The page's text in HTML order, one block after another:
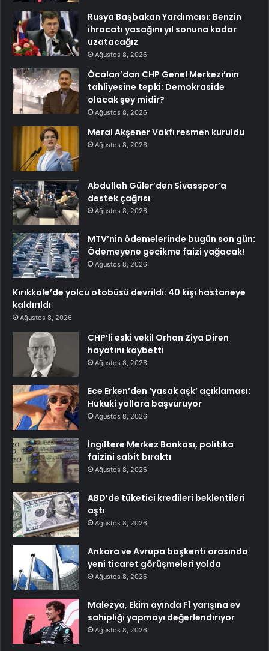
Rusya Başbakan Yardımcısı: Benzin
ihracatı yasağını yıl sonuna kadar
uzatacağız
Ağustos 8, 2026
Öcalan’dan CHP Genel Merkezi’nin
tahliyesine tepki: Demokraside
olacak şey midir?
Ağustos 8, 2026
Meral Akşener Vakfı resmen kuruldu
Ağustos 8, 2026
Abdullah Güler’den Sivasspor’a
destek çağrısı
Ağustos 8, 2026
MTV’nin ödemelerinde bugün son gün:
Ödemeyene gecikme faizi yağacak!
Ağustos 8, 2026
Kırıkkale’de yolcu otobüsü devrildi: 40 kişi hastaneye
kaldırıldı
Ağustos 8, 2026
CHP’li eski vekil Orhan Ziya Diren
hayatını kaybetti
Ağustos 8, 2026
Ece Erken’den ‘yasak aşk’ açıklaması:
Hukuki yollara başvuruyor
Ağustos 8, 2026
İngiltere Merkez Bankası, politika
faizini sabit bıraktı
Ağustos 8, 2026
ABD’de tüketici kredileri beklentileri
aştı
Ağustos 8, 2026
Ankara ve Avrupa başkenti arasında
yeni ticaret görüşmeleri yolda
Ağustos 8, 2026
Malezya, Ekim ayında F1 yarışına ev
sahipliği yapmayı değerlendiriyor
Ağustos 8, 2026